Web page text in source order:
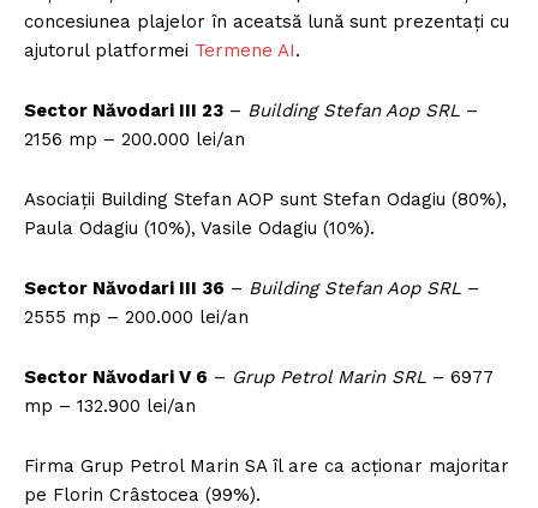
concesiunea plajelor în aceatsă lună sunt prezentați cu
ajutorul platformei Termene AI.
Sector Năvodari III 23 – Building Stefan Aop SRL –
2156 mp – 200.000 lei/an
Asociații Building Stefan AOP sunt Stefan Odagiu (80%),
Paula Odagiu (10%), Vasile Odagiu (10%).
Sector Năvodari III 36 – Building Stefan Aop SRL –
2555 mp – 200.000 lei/an
Sector Năvodari V 6 – Grup Petrol Marin SRL – 6977
mp – 132.900 lei/an
Firma Grup Petrol Marin SA îl are ca acționar majoritar
pe Florin Crâstocea (99%).